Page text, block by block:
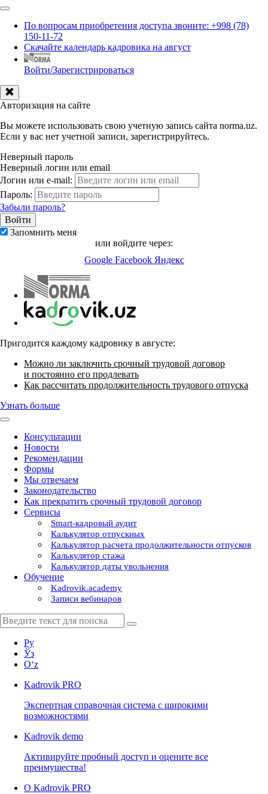
По вопросам приобретения доступа звоните: +998 (78)
150-11-72
Скачайте календарь кадровика на август
Войти/Зарегистрироваться
Авторизация на сайте
Вы можете использовать свою учетную запись сайта norma.uz.
Если у вас нет учетной записи, зарегистрируйтесь.
Неверный пароль
Неверный логин или email
Логин или e-mail:
Пароль:
Забыли пароль?
Запомнить меня
или войдите через:
Google Facebook Яндекс
Пригодится каждому кадровику в августе:
Можно ли заключить срочный трудовой договор
и постоянно его продлевать
Как рассчитать продолжительность трудового отпуска
Узнать больше
Консультации
Новости
Рекомендации
Формы
Мы отвечаем
Законодательство
Как прекратить срочный трудовой договор
Сервисы
Smart-кадровый аудит
Калькулятор отпускных
Калькулятор расчета продолжительности отпусков
Калькулятор стажа
Калькулятор даты увольнения
Обучение
Kadrovik.academy
Записи вебинаров
Ру
Ўз
Oʻz
Kadrovik PRO
Экспертная справочная система с широкими
возможностями
Kadrovik demo
Активируйте пробный доступ и оцените все
преимущества!
О Kadrovik PRO